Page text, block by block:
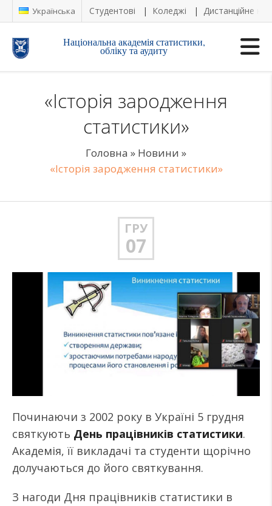
Українська Студентові Коледжі Дистанційне
Національна академія статистики,
обліку та аудиту
«Історія зародження
статистики»
Головна » Новини »
«Історія зародження статистики»
ГРУ
07
Починаючи з 2002 року в Україні 5 грудня
святкують День працівників статистики.
Академія, її викладачі та студенти щорічно
долучаються до його святкування.
З нагоди Дня працівників статистики в